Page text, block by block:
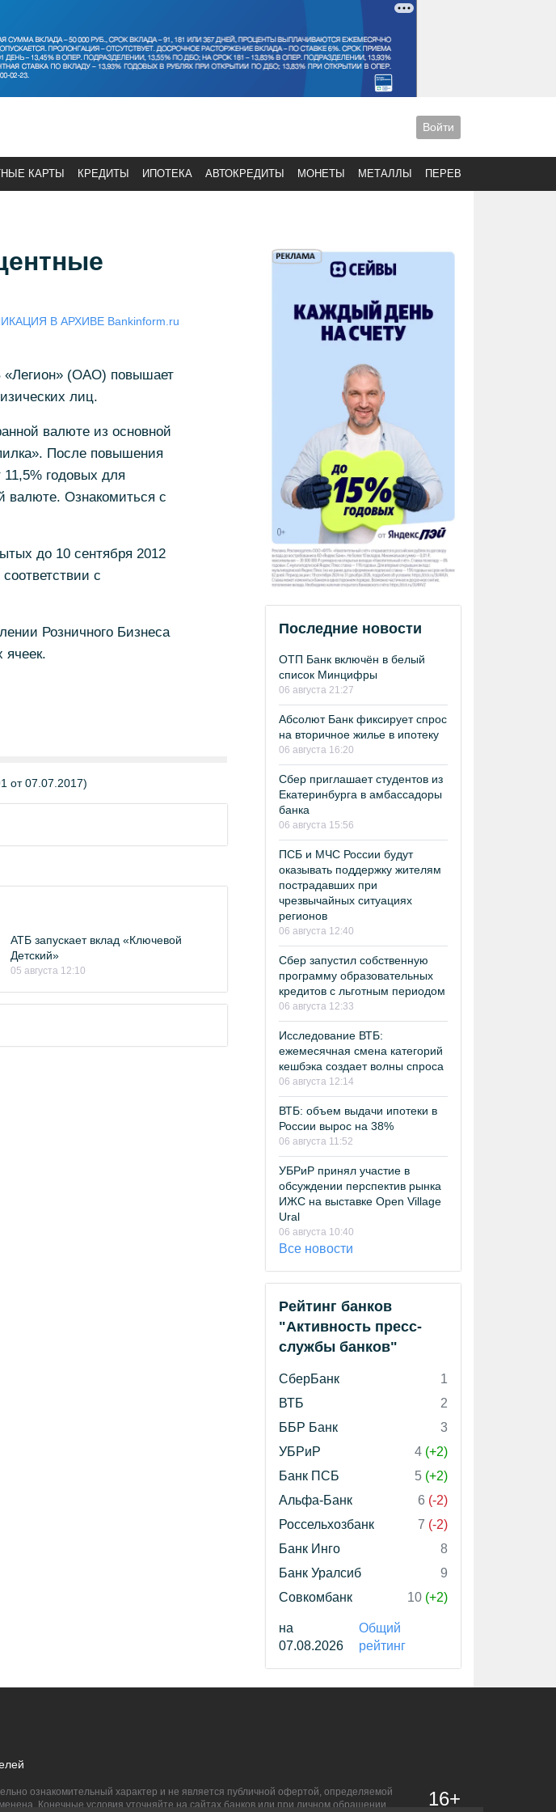
Войти
КАРТЫ КРЕДИТЫ ИПОТЕКА АВТОКРЕДИТЫ МОНЕТЫ МЕТАЛЛЫ ПЕРЕВОДЫ
В АРХИВЕ Bankinform.ru
«Легион» (ОАО) повышает
лиц.
валюте из основной
После повышения
годовых для
валюте. Ознакомиться с
до 10 сентября 2012
с
Розничного Бизнеса
от 07.07.2017)
АТБ запускает вклад «Ключевой
Детский»
05 августа 12:10
Последние новости
ОТП Банк включён в белый
список Минцифры
06 августа 21:27
Абсолют Банк фиксирует спрос
на вторичное жилье в ипотеку
06 августа 16:20
Сбер приглашает студентов из
Екатеринбурга в амбассадоры
банка
06 августа 15:56
ПСБ и МЧС России будут
оказывать поддержку жителям
пострадавших при
чрезвычайных ситуациях
регионов
06 августа 12:40
Сбер запустил собственную
программу образовательных
кредитов с льготным периодом
06 августа 12:33
Исследование ВТБ:
ежемесячная смена категорий
кешбэка создает волны спроса
06 августа 12:14
ВТБ: объем выдачи ипотеки в
России вырос на 38%
06 августа 11:52
УБРиР принял участие в
обсуждении перспектив рынка
ИЖС на выставке Open Village
Ural
06 августа 10:40
Все новости
Рейтинг банков
"Активность пресс-
службы банков"
СберБанк
1
ВТБ
2
ББР Банк
3
УБРиР
4 (+2)
Банк ПСБ
5 (+2)
Альфа-Банк
6 (-2)
Россельхозбанк
7 (-2)
Банк Инго
8
Банк Уралсиб
9
Совкомбанк
10 (+2)
на
07.08.2026
Общий
рейтинг
ознакомительный характер и не является публичной офертой, определяемой
Конечные условия уточняйте на сайтах банков или при личном обращении.
16+